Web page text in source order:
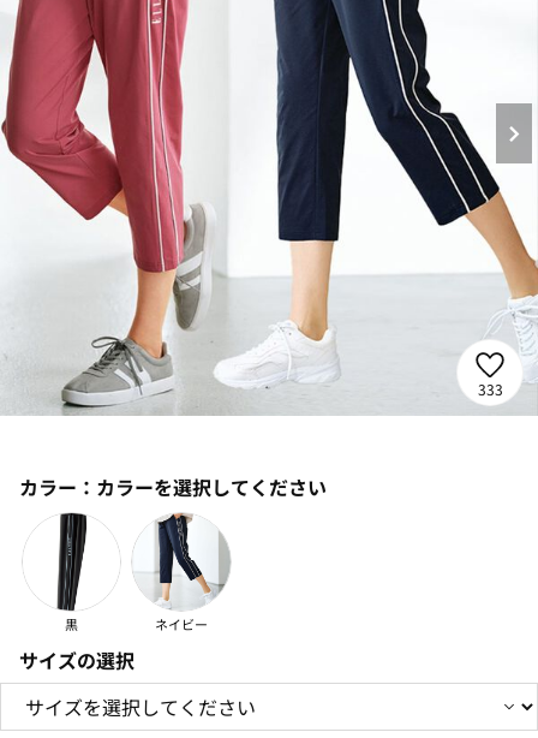
333
カラー： カラーを選択してください
黒 ネイビー
サイズの選択